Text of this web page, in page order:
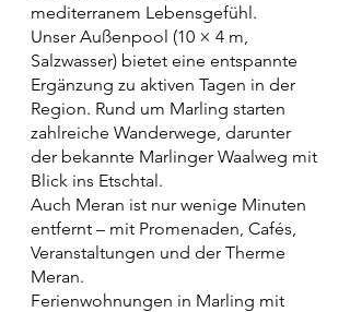
mediterranem Lebensgefühl.
Unser Außenpool (10 × 4 m,
Salzwasser) bietet eine entspannte
Ergänzung zu aktiven Tagen in der
Region. Rund um Marling starten
zahlreiche Wanderwege, darunter
der bekannte Marlinger Waalweg mit
Blick ins Etschtal.
Auch Meran ist nur wenige Minuten
entfernt – mit Promenaden, Cafés,
Veranstaltungen und der Therme
Meran.
Ferienwohnungen in Marling mit